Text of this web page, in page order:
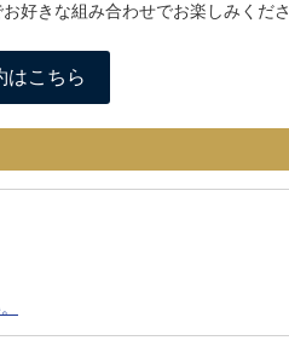
好きな組み合わせでお楽しみくだ
はこちら